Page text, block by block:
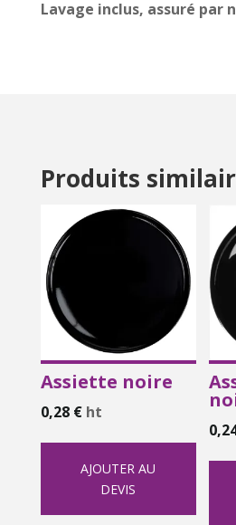
Lavage inclus, assuré par
Produits
Assiette noire
0,28 € ht
AJOUTER AU
DEVIS